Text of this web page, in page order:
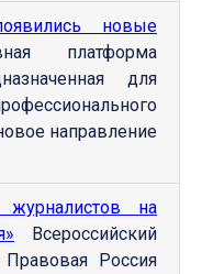
новые
платформа
для
направление
журналистов на
Всероссийский
Россия